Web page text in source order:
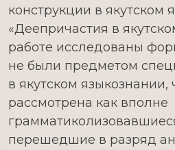
конструкции в якутском
«Деепричастия в
работе исследованы
не были предметом
в якутском языкознании,
рассмотрена как вполне
перешедшие в разряд